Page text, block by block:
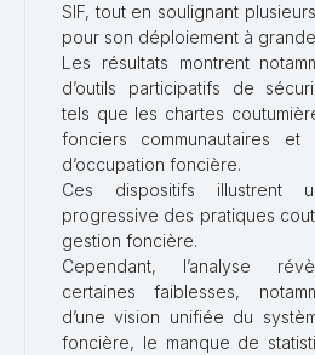
SIF, tout en soulignant
pour son déploiement à
Les résultats montrent
d’outils participatifs de
tels que les chartes
fonciers communautaires et
d’occupation foncière.
Ces dispositifs illustrent
progressive des pratiques
gestion foncière.
Cependant, l’analyse
certaines faiblesses,
d’une vision unifiée du
foncière, le manque de